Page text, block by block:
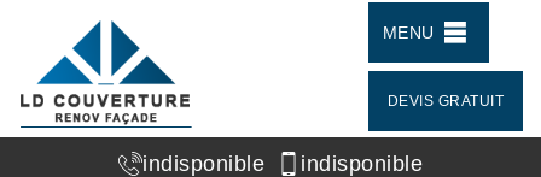
MENU
DEVIS GRATUIT
indisponible indisponible